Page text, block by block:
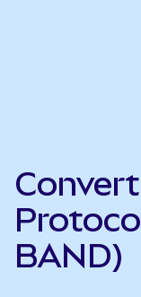
BAND)